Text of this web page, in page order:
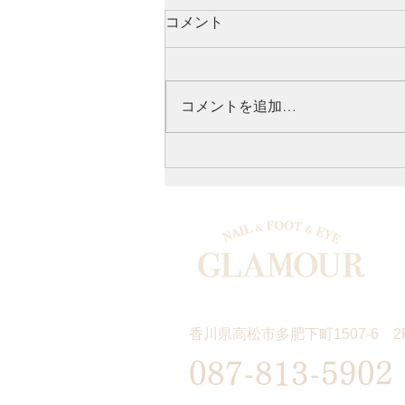
韓国美肌が手に入るララピー
コメント
コメントを追加…
香川県高松市多肥下町1507-6
087-813-5902